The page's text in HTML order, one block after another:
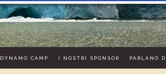
DYNAMO CAMP I NOSTRI SPONSOR PARLANO